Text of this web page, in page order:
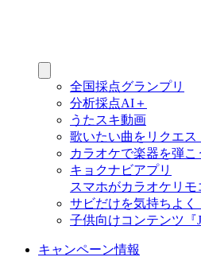
全国採点グランプリ
分析採点AI＋
うたスキ動画
歌いたい曲をリクエス
カラオケで楽器を弾こ
キョクナビアプリ
スマホがカラオケリモ
サビだけを気持ちよく
子供向けコンテンツ『
キャンペーン情報